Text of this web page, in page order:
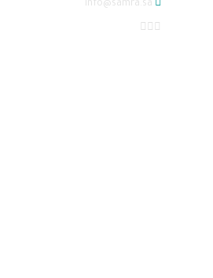
info@samra.sa